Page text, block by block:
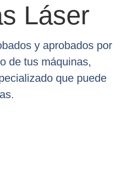
Láser
y aprobados por
de tus máquinas,
que puede